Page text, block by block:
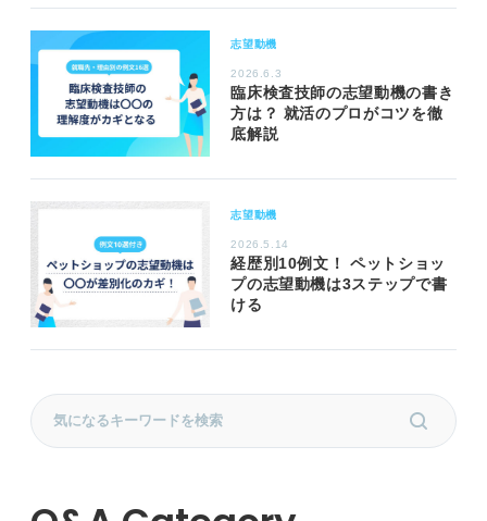
志望動機
2026.6.3
臨床検査技師の志望動機の書き
方は？ 就活のプロがコツを徹
底解説
志望動機
2026.5.14
経歴別10例文！ ペットショッ
プの志望動機は3ステップで書
ける